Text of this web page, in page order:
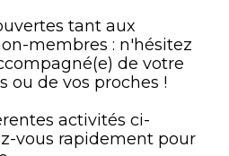
tant aux
membres : n'hésitez
de votre
ou de vos proches !
activités ci-
vous rapidement pour